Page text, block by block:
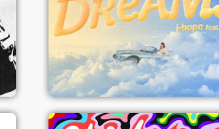
Voir le single